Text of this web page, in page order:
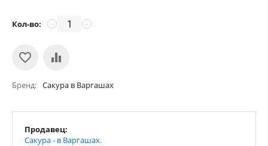
Кол-во: +
−
Бренд Сакура в Варгашах
Продавец:
Сакура - в Варгашах.